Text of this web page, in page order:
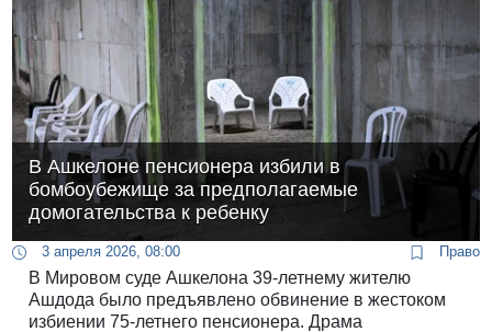
В Ашкелоне пенсионера избили в
бомбоубежище за предполагаемые
домогательства к ребенку
3 апреля 2026, 08:00 Право
В Мировом суде Ашкелона 39-летнему жителю
Ашдода было предъявлено обвинение в жестоком
избиении 75-летнего пенсионера. Драма